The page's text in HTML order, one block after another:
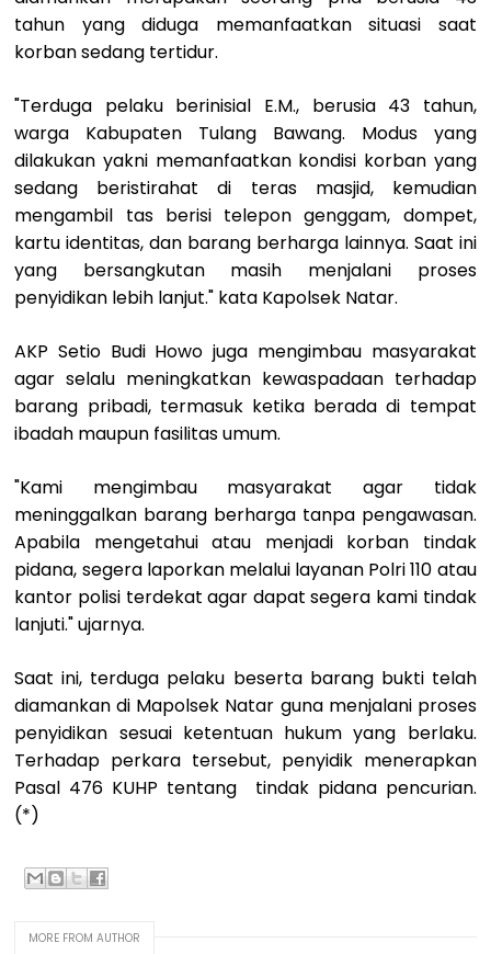
tahun yang diduga memanfaatkan situasi saat
korban sedang tertidur.
"Terduga pelaku berinisial E.M., berusia 43 tahun,
warga Kabupaten Tulang Bawang. Modus yang
dilakukan yakni memanfaatkan kondisi korban yang
sedang beristirahat di teras masjid, kemudian
mengambil tas berisi telepon genggam, dompet,
kartu identitas, dan barang berharga lainnya. Saat ini
yang bersangkutan masih menjalani proses
penyidikan lebih lanjut." kata Kapolsek Natar.
AKP Setio Budi Howo juga mengimbau masyarakat
agar selalu meningkatkan kewaspadaan terhadap
barang pribadi, termasuk ketika berada di tempat
ibadah maupun fasilitas umum.
"Kami mengimbau masyarakat agar tidak
meninggalkan barang berharga tanpa pengawasan.
Apabila mengetahui atau menjadi korban tindak
pidana, segera laporkan melalui layanan Polri 110 atau
kantor polisi terdekat agar dapat segera kami tindak
lanjuti." ujarnya.
Saat ini, terduga pelaku beserta barang bukti telah
diamankan di Mapolsek Natar guna menjalani proses
penyidikan sesuai ketentuan hukum yang berlaku.
Terhadap perkara tersebut, penyidik menerapkan
Pasal 476 KUHP tentang tindak pidana pencurian.
(*)
MORE FROM AUTHOR